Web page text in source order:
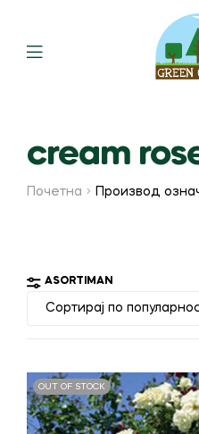
Menu
cream
Почетна Производ
ASORTIMAN
OUT OF STOCK